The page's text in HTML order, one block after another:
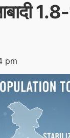
pm